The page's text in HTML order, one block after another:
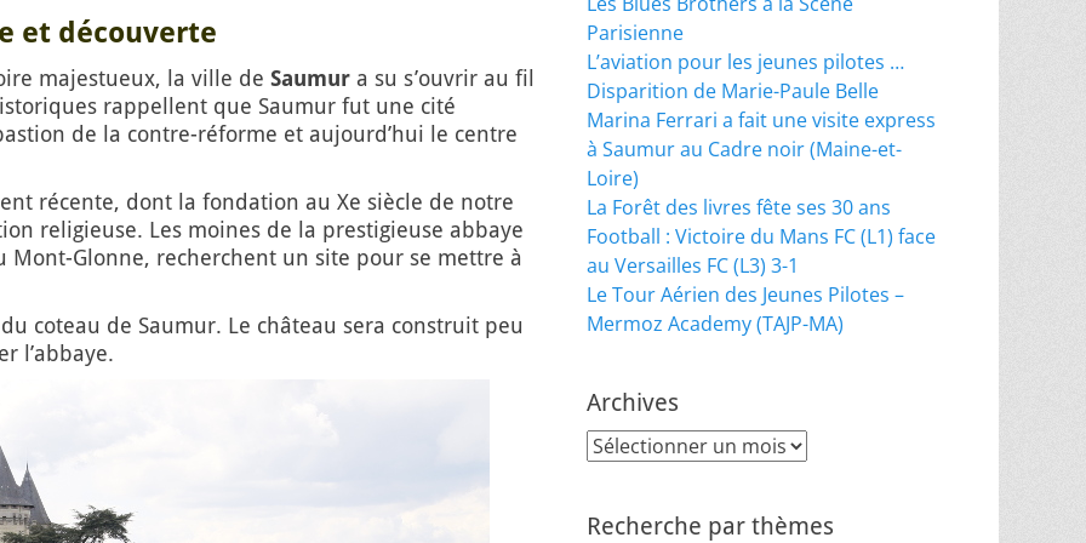
et découverte
majestueux, la ville de Saumur a su s’ouvrir au fil
rappellent que Saumur fut une cité
de la contre-réforme et aujourd’hui le centre
récente, dont la fondation au Xe siècle de notre
religieuse. Les moines de la prestigieuse abbaye
Glonne, recherchent un site pour se mettre à
coteau de Saumur. Le château sera construit peu
l’abbaye.
Parisienne
L’aviation pour les jeunes pilotes …
Disparition de Marie-Paule Belle
Marina Ferrari a fait une visite express
à Saumur au Cadre noir (Maine-et-
Loire)
La Forêt des livres fête ses 30 ans
Football : Victoire du Mans FC (L1) face
au Versailles FC (L3) 3-1
Le Tour Aérien des Jeunes Pilotes –
Mermoz Academy (TAJP-MA)
Archives
Archives
Recherche par thèmes